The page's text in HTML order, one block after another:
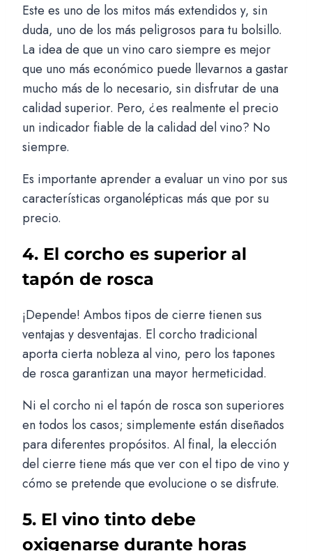
Este es uno de los mitos más extendidos y, sin
duda, uno de los más peligrosos para tu bolsillo.
La idea de que un vino caro siempre es mejor
que uno más económico puede llevarnos a gastar
mucho más de lo necesario, sin disfrutar de una
calidad superior. Pero, ¿es realmente el precio
un indicador fiable de la calidad del vino? No
siempre.
Es importante aprender a evaluar un vino por sus
características organolépticas más que por su
precio.
4. El corcho es superior al
tapón de rosca
¡Depende! Ambos tipos de cierre tienen sus
ventajas y desventajas. El corcho tradicional
aporta cierta nobleza al vino, pero los tapones
de rosca garantizan una mayor hermeticidad.
Ni el corcho ni el tapón de rosca son superiores
en todos los casos; simplemente están diseñados
para diferentes propósitos. Al final, la elección
del cierre tiene más que ver con el tipo de vino y
cómo se pretende que evolucione o se disfrute.
5. El vino tinto debe
oxigenarse durante horas